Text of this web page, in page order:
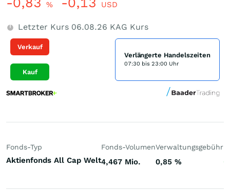
% USD
Letzter Kurs 06.08.26 KAG Kurs
Verkauf
Kauf
Verlängerte Handelszeiten
07:30 bis 23:00 Uhr
Fonds-Typ
Aktienfonds All Cap Welt
Fonds-Volumen
4,467 Mio.
Verwaltungsgebühr
0,85 %